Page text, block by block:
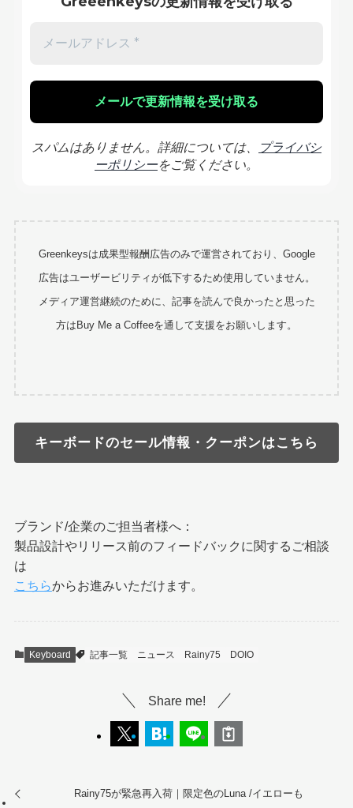
スパムはありません。詳細については、
プライバシ
ーポリシーをご覧ください。
Greenkeysは成果型報酬広告のみで運営されており、Google
広告はユーザービリティが低下するため使用していません。
メディア運営継続のために、記事を読んで良かったと思った
方はBuy Me a Coffeeを通して支援をお願いします。
キーボードのセール情報・クーポンはこちら
ブランド/企業のご担当者様へ：
製品設計やリリース前のフィードバックに関するご相談
は
こちらからお進みいただけます。
Keyboard 記事一覧 ニュース Rainy75 DOIO
Share me!
Rainy75が緊急再入荷｜限定色のLuna /イエローも